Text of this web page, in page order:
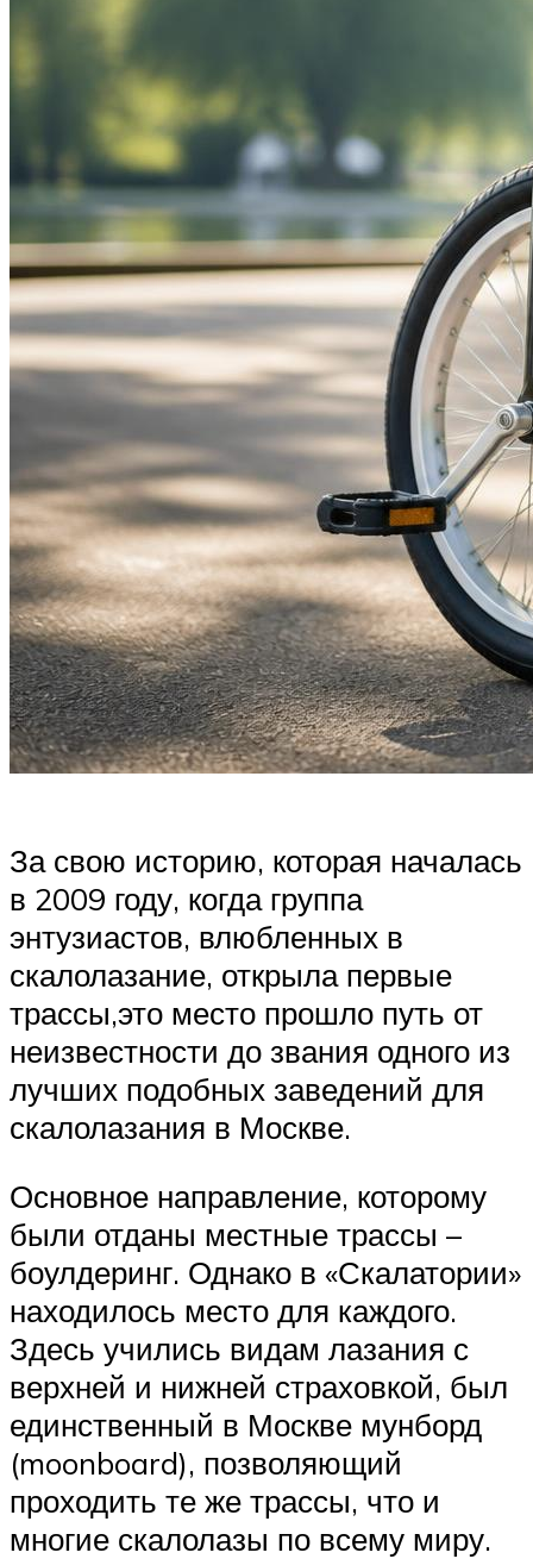
За свою историю, которая началась
в 2009 году, когда группа
энтузиастов, влюбленных в
скалолазание, открыла первые
трассы,это место прошло путь от
неизвестности до звания одного из
лучших подобных заведений для
скалолазания в Москве.
Основное направление, которому
были отданы местные трассы –
боулдеринг. Однако в «Скалатории»
находилось место для каждого.
Здесь учились видам лазания с
верхней и нижней страховкой, был
единственный в Москве мунборд
(moonboard), позволяющий
проходить те же трассы, что и
многие скалолазы по всему миру.